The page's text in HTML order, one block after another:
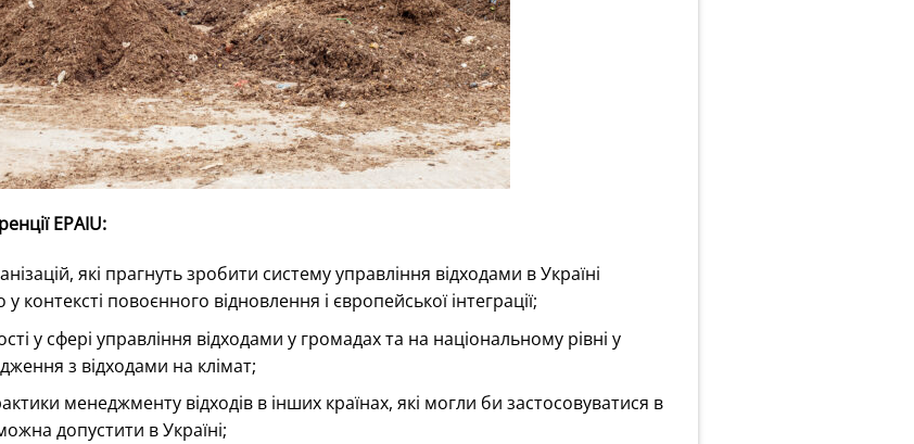
EPAIU:
які прагнуть зробити систему управління відходами в Україні
контексті повоєнного відновлення і європейської інтеграції;
у сфері управління відходами у громадах та на національному рівні у
з відходами на клімат;
менеджменту відходів в інших країнах, які могли би застосовуватися в
можна допустити в Україні;